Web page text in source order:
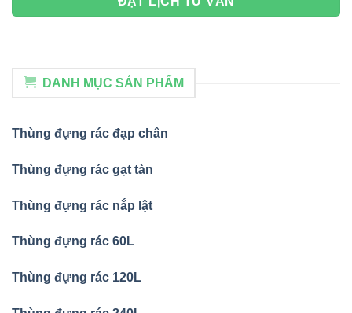
DANH MỤC SẢN PHẨM
Thùng đựng rác đạp chân
Thùng đựng rác gạt tàn
Thùng đựng rác nắp lật
Thùng đựng rác 60L
Thùng đựng rác 120L